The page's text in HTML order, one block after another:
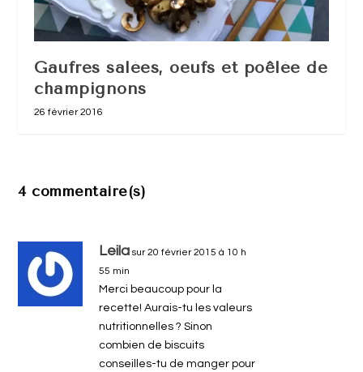
Gaufres salées, oeufs et poêlée de
champignons
26 février 2016
4 commentaire(s)
Leila sur 20 février 2015 à 10 h
55 min
Merci beaucoup pour la
recette! Aurais-tu les valeurs
nutritionnelles ? Sinon
combien de biscuits
conseilles-tu de manger pour